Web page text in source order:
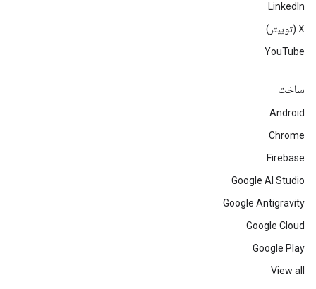
LinkedIn
‫X (توییتر)
YouTube
ساخت
Android
Chrome
Firebase
Google AI Studio
Google Antigravity
Google Cloud
Google Play
View all